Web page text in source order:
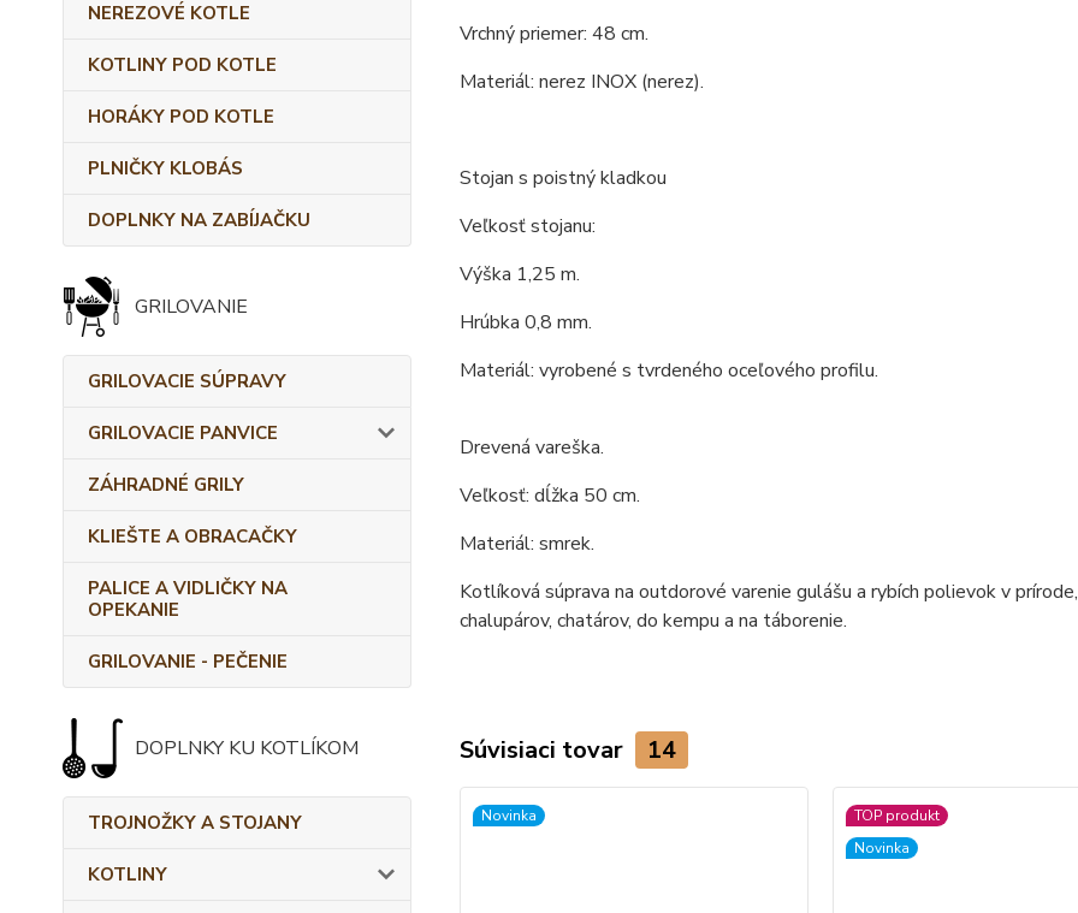
NEREZOVÉ KOTLE
KOTLINY POD KOTLE
HORÁKY POD KOTLE
PLNIČKY KLOBÁS
DOPLNKY NA ZABÍJAČKU
GRILOVANIE
GRILOVACIE SÚPRAVY
GRILOVACIE PANVICE
ZÁHRADNÉ GRILY
KLIEŠTE A OBRACAČKY
PALICE A VIDLIČKY NA
OPEKANIE
GRILOVANIE - PEČENIE
DOPLNKY KU KOTLÍKOM
TROJNOŽKY A STOJANY
KOTLINY
Vrchný priemer: 48 cm.
Materiál: nerez INOX (nerez).
Stojan s poistný kladkou
Veľkosť stojanu:
Výška 1,25 m.
Hrúbka 0,8 mm.
Materiál: vyrobené s tvrdeného oceľového profilu.
Drevená vareška.
Veľkosť: dĺžka 50 cm.
Materiál: smrek.
Kotlíková súprava na outdorové varenie gulášu a rybích polievok v
chalupárov, chatárov, do kempu a na táborenie.
Súvisiaci tovar 14
Novinka
TOP produkt
Novinka